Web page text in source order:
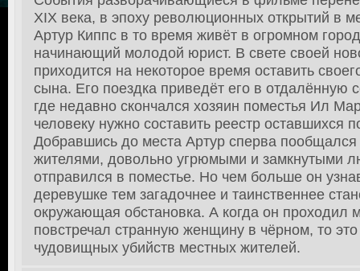
XIX века, в эпоху революционных открытий в
Артур Киппс в то время живёт в огромном
начинающий молодой юрист. В свете своей
приходится на некоторое время оставить
сына. Его поездка приведёт его в отдалённую
где недавно скончался хозяин поместья Ил
человеку нужно составить реестр оставшихся
Добравшись до места Артур сперва
жителями, довольно угрюмыми и замкнутыми
отправился в поместье. Но чем больше он
деревушке тем загадочнее и таинственнее
окружающая обстановка. А когда он проходил
повстречал странную женщину в чёрном, то
чудовищных убийств местных жителей.